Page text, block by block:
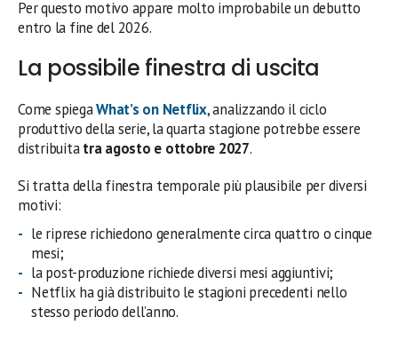
Per questo motivo appare molto improbabile un debutto
entro la fine del 2026.
La possibile finestra di uscita
Come spiegaWhat’s on Netflix, analizzando il ciclo
produttivo della serie, la quarta stagione potrebbe essere
distribuitatra agosto e ottobre 2027.
Si tratta della finestra temporale più plausibile per diversi
motivi:
le riprese richiedono generalmente circa quattro o cinque
mesi;
la post-produzione richiede diversi mesi aggiuntivi;
Netflix ha già distribuito le stagioni precedenti nello
stesso periodo dell’anno.